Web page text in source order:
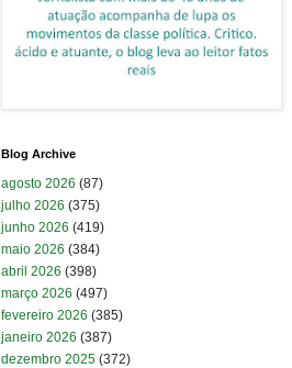
Blog Archive
agosto 2026 (87)
julho 2026 (375)
junho 2026 (419)
maio 2026 (384)
abril 2026 (398)
março 2026 (497)
fevereiro 2026 (385)
janeiro 2026 (387)
dezembro 2025 (372)